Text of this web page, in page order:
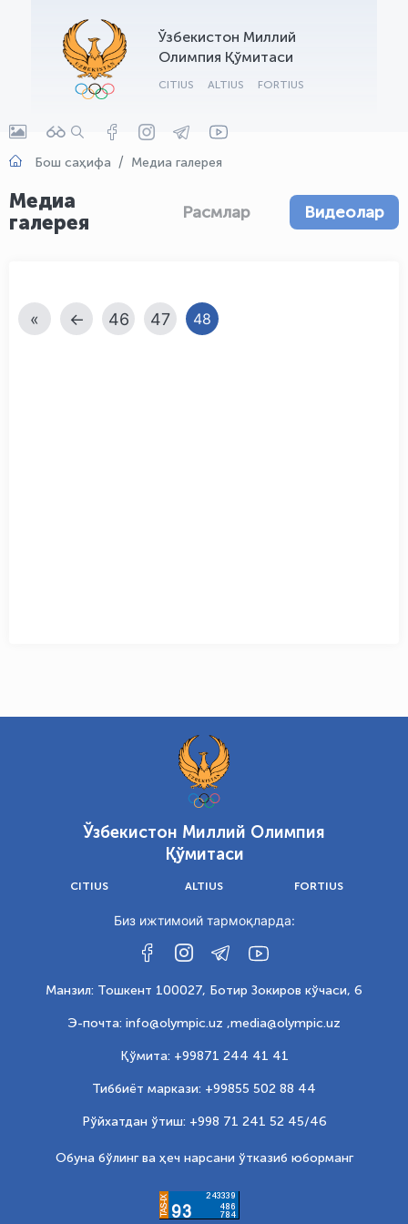
Ўзбекистон Миллий
Олимпия Қўмитаси
CITIUS ALTIUS FORTIUS
Бош саҳифа Медиа галерея
Медиа
галерея
Расмлар Видеолар
« ← 46 47 48
Ўзбекистон Миллий Олимпия
Қўмитаси
CITIUS ALTIUS FORTIUS
Биз ижтимоий тармоқларда:
Манзил: Тошкент 100027, Ботир Зокиров кўчаси, 6
Э-почта: info@olympic.uz ,media@olympic.uz
Қўмита: +99871 244 41 41
Тиббиёт маркази: +99855 502 88 44
Рўйхатдан ўтиш: +998 71 241 52 45/46
Обуна бўлинг ва ҳеч нарсани ўтказиб юборманг
OLYMPCHIK AI - yordamchi
Онлайн · olympic.uz